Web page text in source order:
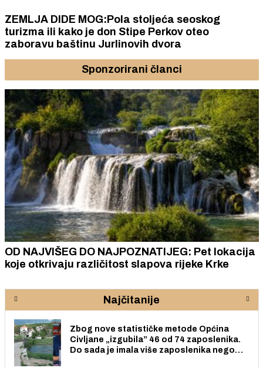
ZEMLJA DIDE MOG:Pola stoljeća seoskog
turizma ili kako je don Stipe Perkov oteo
zaboravu baštinu Jurlinovih dvora
Sponzorirani članci
OD NAJVIŠEG DO NAJPOZNATIJEG: Pet lokacija
koje otkrivaju različitost slapova rijeke Krke
Najčitanije
Zbog nove statističke metode Općina
Civljane „izgubila” 46 od 74 zaposlenika.
Do sada je imala više zaposlenika nego